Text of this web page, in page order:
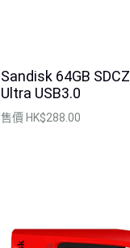
Sandisk 64GB
Ultra USB3.0
售價 HK$288.00